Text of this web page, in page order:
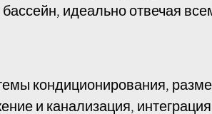
идеально отвечая
кондиционирования,
и канализация,